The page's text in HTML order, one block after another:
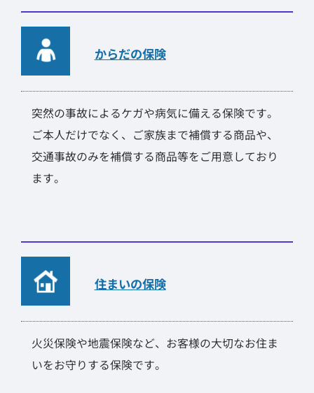
からだの保険
突然の事故によるケガや病気に備える保険です。
ご本人だけでなく、ご家族まで補償する商品や、
交通事故のみを補償する商品等をご用意しており
ます。
住まいの保険
火災保険や地震保険など、お客様の大切なお住ま
いをお守りする保険です。